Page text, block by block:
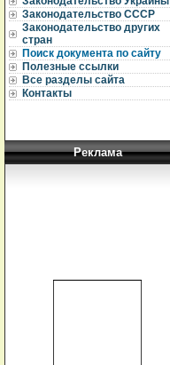
Законодательство СССР
Законодательство других
стран
Поиск документа по сайту
Полезные ссылки
Все разделы сайта
Контакты
Реклама